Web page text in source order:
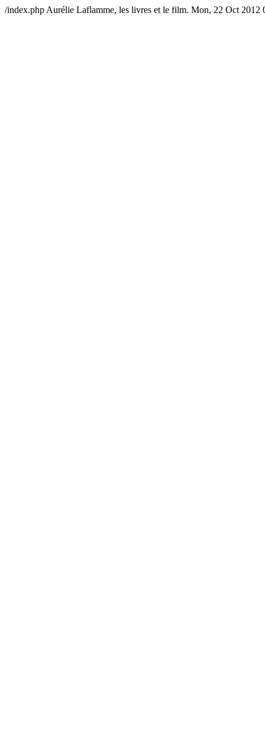
/index.php Aurélie Laflamme, les livres et le film. Mon, 22 Oct 2012